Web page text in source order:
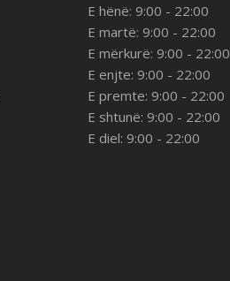
E hënë: 9:00 - 22:00
E martë: 9:00 - 22:00
E mërkurë: 9:00 - 22:00
E enjte: 9:00 - 22:00
E premte: 9:00 - 22:00
E shtunë: 9:00 - 22:00
E diel: 9:00 - 22:00